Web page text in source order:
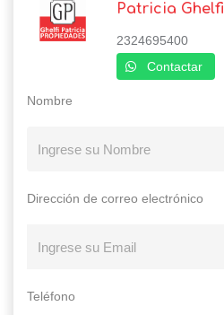
Patricia Ghelfi
2324695400
Contactar
Nombre
Dirección de correo electrónico
Teléfono